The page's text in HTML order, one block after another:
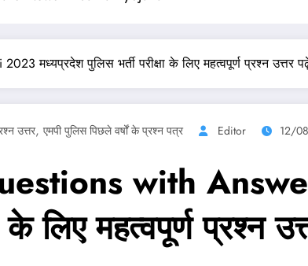
मध्यप्रदेश पुलिस भर्ती परीक्षा के लिए महत्वपूर्ण प्रश्न उत्तर
उत्तर, एमपी पुलिस पिछले वर्षों के प्रश्न पत्र Editor 12/
with
लिए महत्वपूर्ण प्रश्न